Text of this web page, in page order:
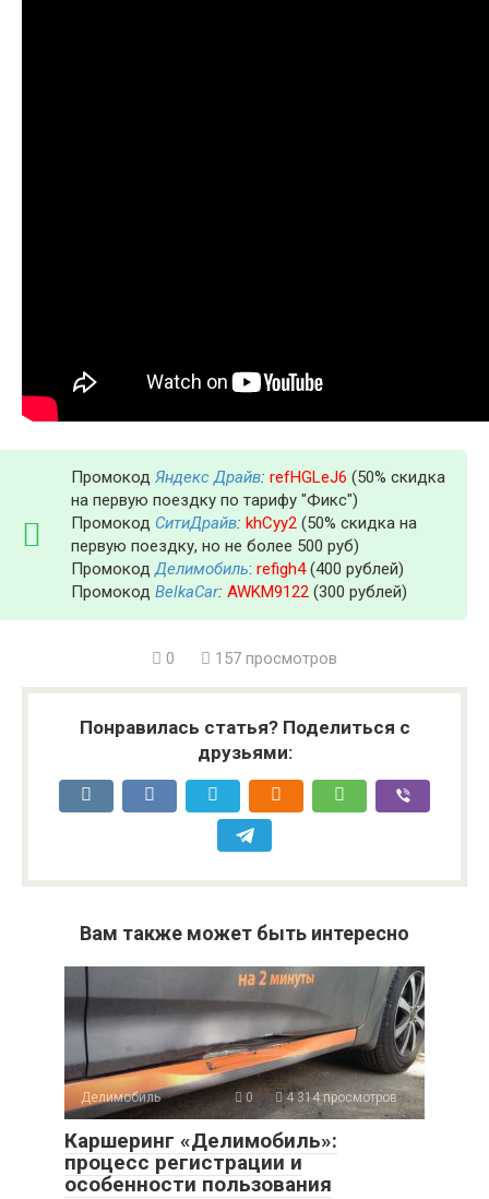
Промокод Яндекс Драйв: refHGLeJ6 (50% скидка
на первую поездку по тарифу "Фикс")
Промокод СитиДрайв: khCyy2 (50% скидка на
первую поездку, но не более 500 руб)
ПромокодДелимобиль: refigh4(400 рублей)
Промокод BelkaCar: AWKM9122 (300 рублей)
0 157 просмотров
Понравилась статья? Поделиться с
друзьями:
Вам также может быть интересно
Делимобиль 0 4 314 просмотров
Каршеринг «Делимобиль»:
процесс регистрации и
особенности пользования